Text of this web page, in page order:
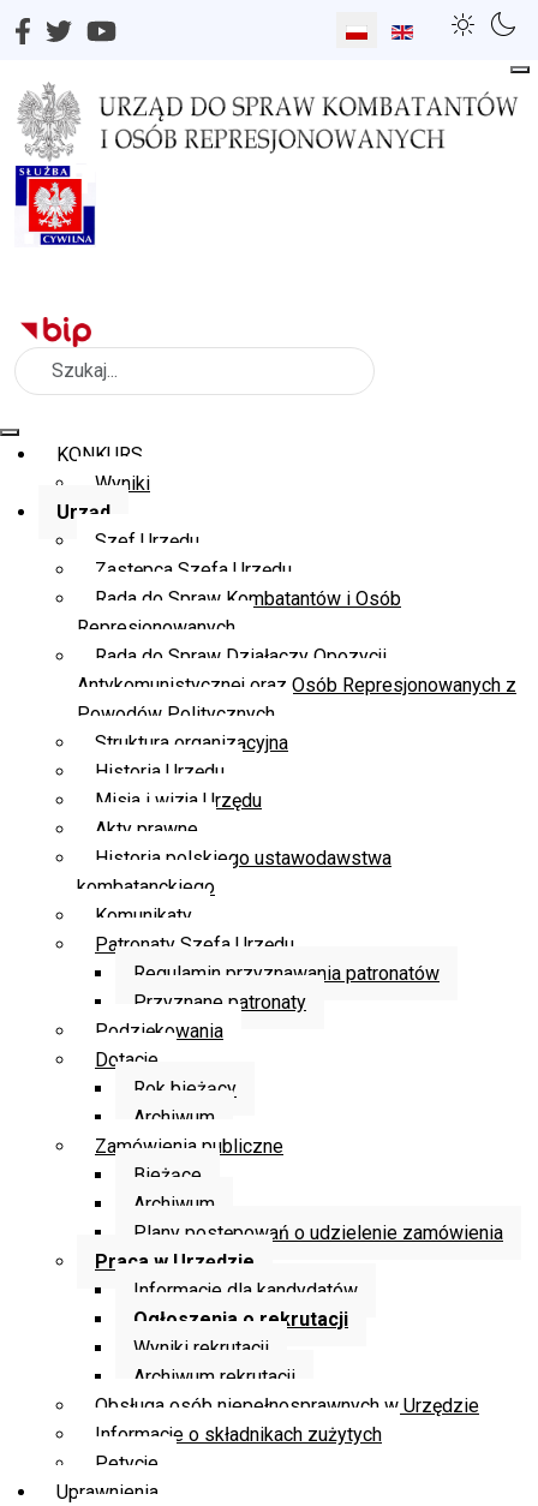
Wybierz swój język
Szukaj
KONKURS
Wyniki
Urząd
Szef Urzędu
Zastępca Szefa Urzędu
Rada do Spraw Kombatantów i Osób
Represjonowanych
Rada do Spraw Działaczy Opozycji
Antykomunistycznej oraz Osób Represjonowanych z
Powodów Politycznych
Struktura organizacyjna
Historia Urzędu
Misja i wizja Urzędu
Akty prawne
Historia polskiego ustawodawstwa
kombatanckiego
Komunikaty
Patronaty Szefa Urzędu
Regulamin przyznawania patronatów
Przyznane patronaty
Podziękowania
Dotacje
Rok bieżący
Archiwum
Zamówienia publiczne
Bieżące
Archiwum
Plany postępowań o udzielenie zamówienia
Praca w Urzędzie
Informacje dla kandydatów
Ogłoszenia o rekrutacji
Wyniki rekrutacji
Archiwum rekrutacji
Obsługa osób niepełnosprawnych w Urzędzie
Informacje o składnikach zużytych
Petycje
Uprawnienia